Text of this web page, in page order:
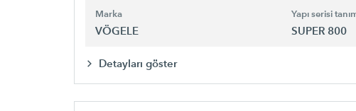
Marka
VÖGELE
Yapı serisi
SUPER 800
Detayları göster